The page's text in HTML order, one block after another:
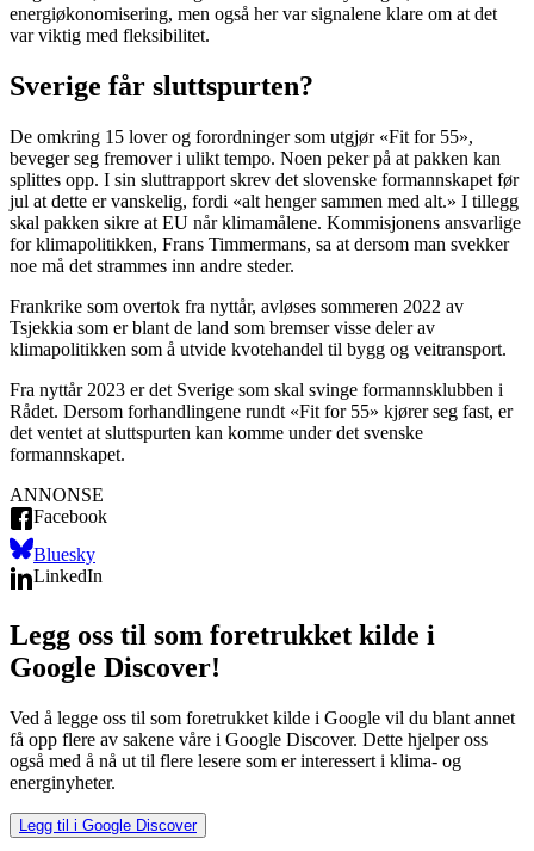
energiøkonomisering, men også her var signalene klare om at det
var viktig med fleksibilitet.
Sverige får sluttspurten?
De omkring 15 lover og forordninger som utgjør «Fit for 55»,
beveger seg fremover i ulikt tempo. Noen peker på at pakken kan
splittes opp. I sin sluttrapport skrev det slovenske formannskapet før
jul at dette er vanskelig, fordi «alt henger sammen med alt.» I tillegg
skal pakken sikre at EU når klimamålene. Kommisjonens ansvarlige
for klimapolitikken, Frans Timmermans, sa at dersom man svekker
noe må det strammes inn andre steder.
Frankrike som overtok fra nyttår, avløses sommeren 2022 av
Tsjekkia som er blant de land som bremser visse deler av
klimapolitikken som å utvide kvotehandel til bygg og veitransport.
Fra nyttår 2023 er det Sverige som skal svinge formannsklubben i
Rådet. Dersom forhandlingene rundt «Fit for 55» kjører seg fast, er
det ventet at sluttspurten kan komme under det svenske
formannskapet.
ANNONSE
Facebook
Bluesky
LinkedIn
Legg oss til som foretrukket kilde i
Google Discover!
Ved å legge oss til som foretrukket kilde i Google vil du blant annet
få opp flere av sakene våre i Google Discover. Dette hjelper oss
også med å nå ut til flere lesere som er interessert i klima- og
energinyheter.
Legg til i Google Discover